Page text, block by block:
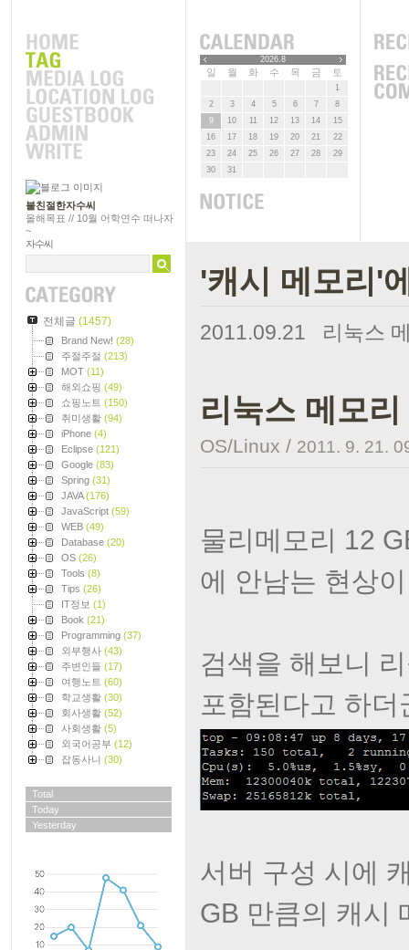
불친절한자수씨
올해목표 // 10월 어학연수 떠나자
~
자수씨
전체글 (1457)
Brand New! (28)
주절주절 (213)
MOT (11)
해외쇼핑 (49)
쇼핑노트 (150)
취미생활 (94)
iPhone (4)
Eclipse (121)
Google (83)
Spring (31)
JAVA(176)
JavaScript (59)
WEB (49)
Database (20)
OS (26)
Tools (8)
Tips (26)
IT정보 (1)
Book (21)
Programming (37)
외부행사 (43)
주변인들 (17)
여행노트 (60)
학교생활 (30)
회사생활 (52)
사회생활 (5)
외국어공부 (12)
잡동사니 (30)
Total
Today
Yesterday
2026.8
일 월 화 수 목 금 토
1
2
3 4 5 6 7
8
9
10 11 12 13 14
15
16
17 18 19 20 21
22
23
24 25 26 27 28
29
30
31
'캐시 메모리'
2011.09.21 리눅스
리눅스 메모
OS/Linux / 2011. 9. 21.
물리메모리 12
에 안남는 현상
검색을 해보니
포함된다고 하더
서버 구성 시에
GB 만큼의 캐시